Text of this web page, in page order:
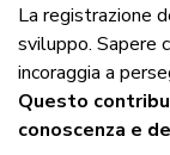
La registrazione
sviluppo. Sapere
incoraggia a
Questo
conoscenza e